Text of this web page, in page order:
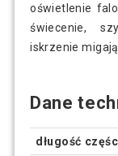
oświetlenie
świecenie,
iskrzenie
Dane
długość